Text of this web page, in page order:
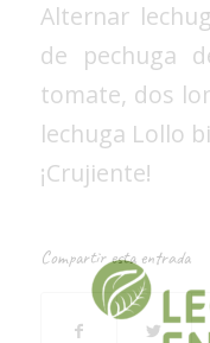
Alternar
de pechuga
tomate, dos
lechuga Lollo
¡Crujiente!
Compartir esta entrada